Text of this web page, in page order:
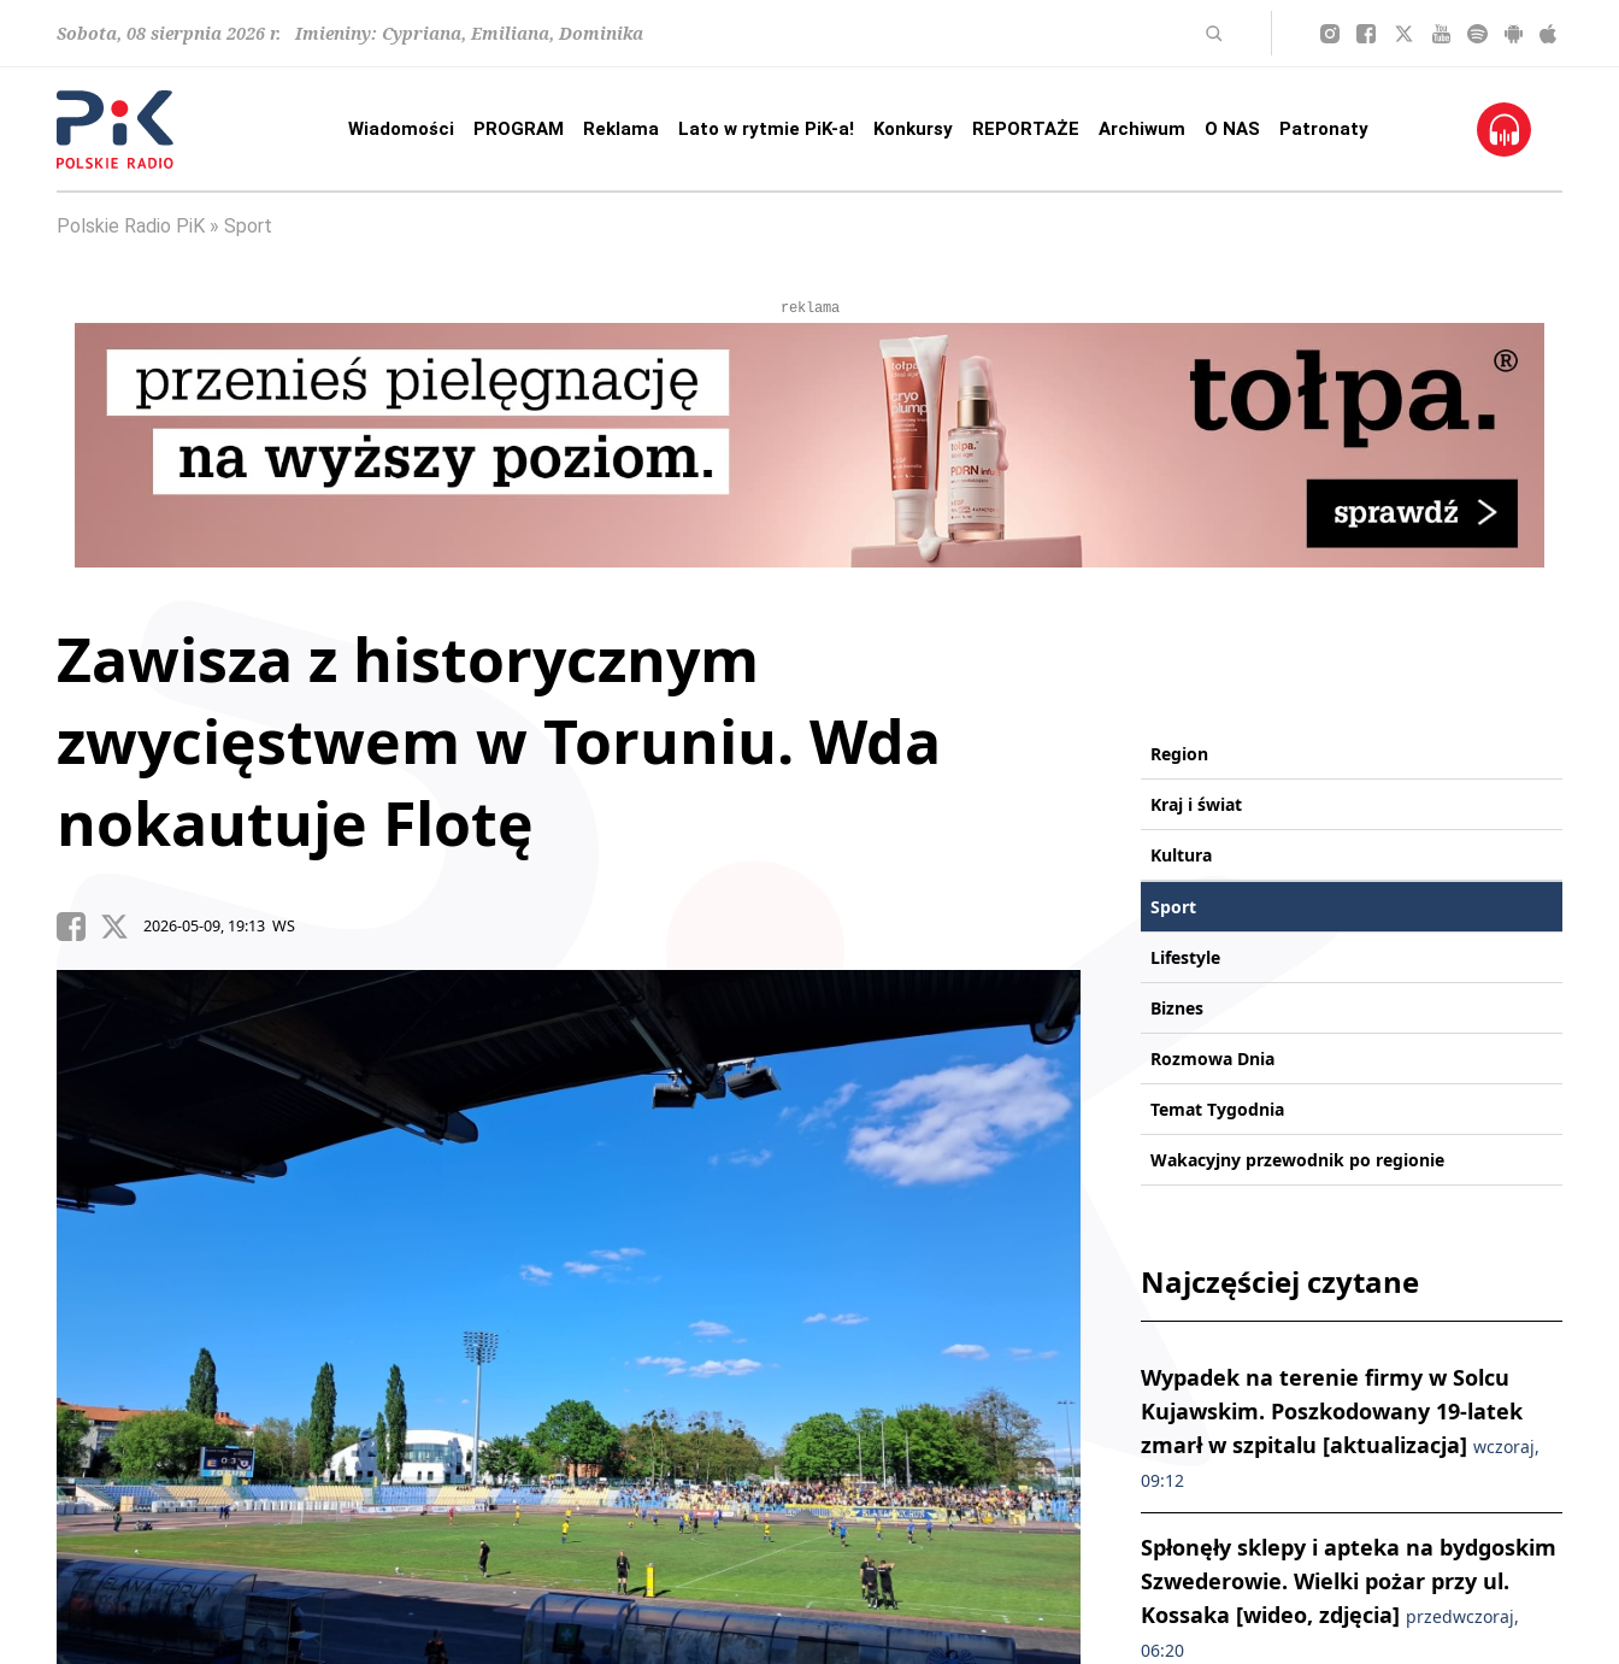
Sobota, 08 sierpnia 2026 r. Imieniny: Cypriana, Emiliana, Dominika
Wiadomości PROGRAM Reklama Lato w rytmie PiK-a! Konkursy REPORTAŻE Archiwum O NAS Patronaty
Polskie Radio PiK Sport
reklama
Zawisza z historycznym
zwycięstwem w Toruniu. Wda
nokautuje Flotę
2026-05-09, 19:13 WS
Region
Kraj i świat
Kultura
Sport
Lifestyle
Biznes
Rozmowa Dnia
Temat Tygodnia
Wakacyjny przewodnik po regionie
Najczęściej czytane
Wypadek na terenie firmy w Solcu
Kujawskim. Poszkodowany 19-latek
zmarł w szpitalu [aktualizacja] wczoraj,
09:12
Spłonęły sklepy i apteka na bydgoskim
Szwederowie. Wielki pożar przy ul.
Kossaka [wideo, zdjęcia] przedwczoraj,
06:20